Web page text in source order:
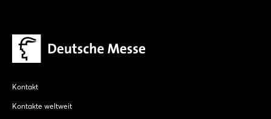
Kontakt
Kontakte weltweit